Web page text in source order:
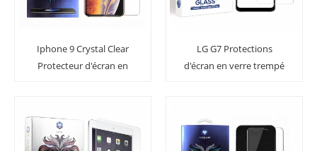
Iphone 9 Crystal Clear
Protecteur d'écran en
LG G7 Protections
d'écran en verre trempé